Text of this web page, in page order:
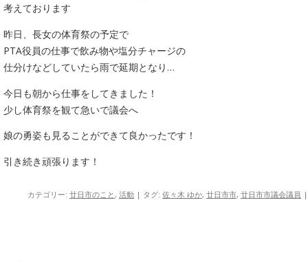
考えております
昨日、長女の体育祭の予定で
PTA役員の仕事で飲み物や塩分チャージの
仕分けなどしていたら雨で延期となり…
今日も朝から仕事をしてきました！
少し体育祭を観て急いで議会へ
娘の勇姿も見ることができて良かったです！
引き続き頑張ります！
カテゴリー: 廿日市のこと, 活動 | タグ: 佐々木 ゆか, 廿日市市, 廿日市市議会議員 |